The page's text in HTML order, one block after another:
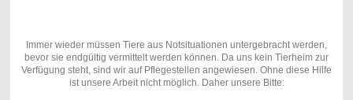
Immer wieder müssen Tiere aus Notsituationen untergebracht werden,
bevor sie endgültig vermittelt werden können. Da uns kein Tierheim zur
Verfügung steht, sind wir auf Pflegestellen angewiesen. Ohne diese Hilfe
ist unsere Arbeit nicht möglich. Daher unsere Bitte: